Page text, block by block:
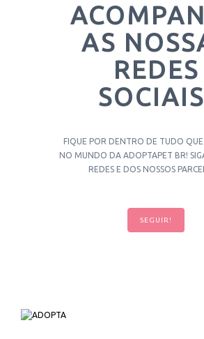
AS
REDES
FIQUE POR DENTRO DE TUDO
NO MUNDO DA ADOPTAPET BR!
REDES E DOS NOSSOS
SEGUIR!